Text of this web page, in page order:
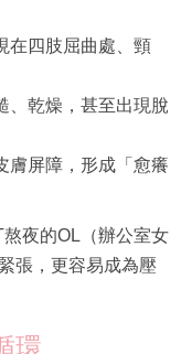
在四肢屈曲處、頸
、乾燥，甚至出現脫
膚屏障，形成「愈癢
夜的OL（辦公室女
張，更容易成為壓
環